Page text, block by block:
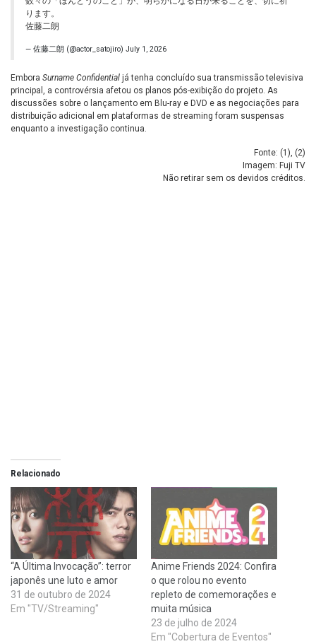
ります。
佐藤二朗
— 佐藤二朗 (@actor_satojiro) July 1, 2026
Embora Surname Confidential já tenha concluído sua transmissão televisiva
principal, a controvérsia afetou os planos pós-exibição do projeto. As
discussões sobre o lançamento em Blu-ray e DVD e as negociações para
distribuição adicional em plataformas de streaming foram suspensas
enquanto a investigação continua.
Fonte: (1 ), (2)
Imagem: Fuji TV
Não retirar sem os devidos créditos.
Relacionado
“A Última Invocação”: terror
japonês une luto e amor
31 de outubro de 2024
Em "TV/Streaming"
Anime Friends 2024: Confira
o que rolou no evento
repleto de comemorações e
muita música
23 de julho de 2024
Em "Cobertura de Eventos"